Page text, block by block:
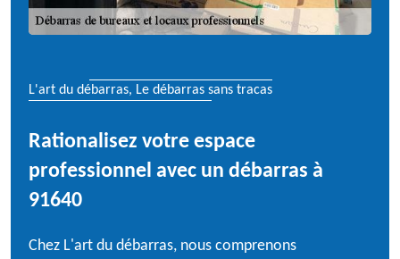
L'art du débarras, Le débarras sans tracas
Rationalisez votre espace
professionnel avec un débarras à
91640
Chez L'art du débarras, nous comprenons